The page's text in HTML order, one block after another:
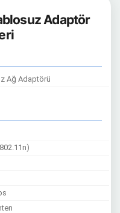
Adaptör
Ağ Adaptörü